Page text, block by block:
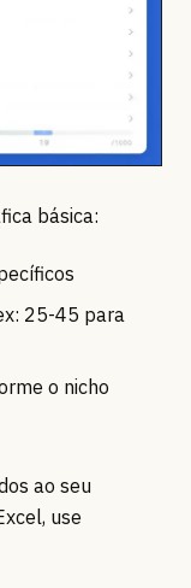
básica:
25-45 para
o nicho
ao seu
use